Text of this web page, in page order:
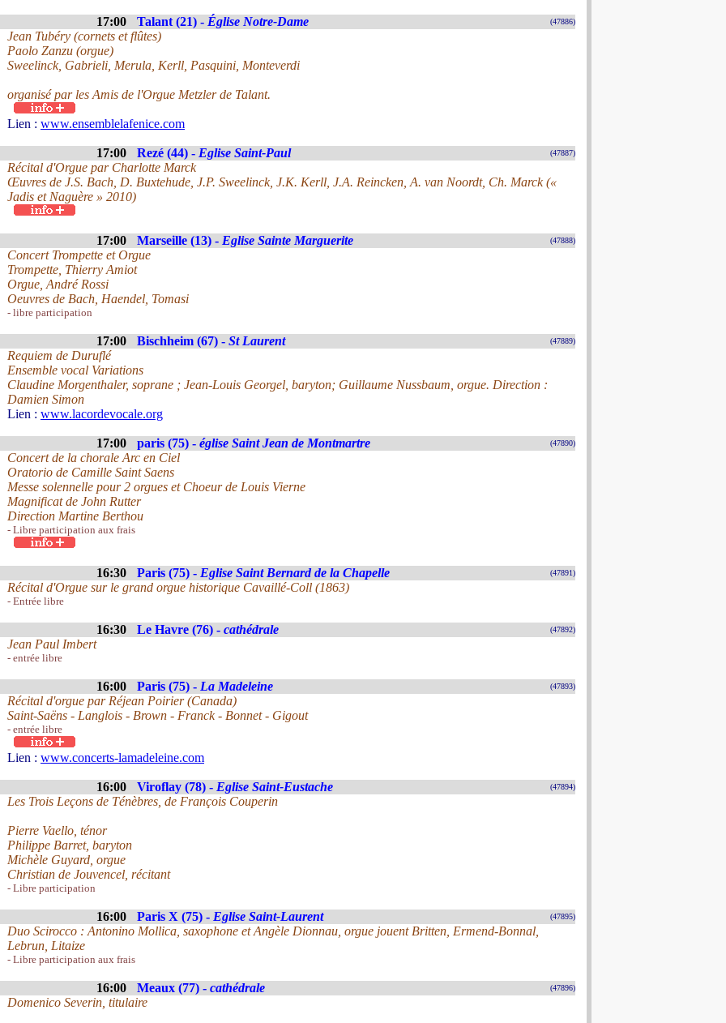
17:00 Talant (21) - Église Notre-Dame (47886)
Jean Tubéry (cornets et flûtes)
Paolo Zanzu (orgue)
Sweelinck, Gabrieli, Merula, Kerll, Pasquini, Monteverdi
organisé par les Amis de l'Orgue Metzler de Talant.
Lien : www.ensemblelafenice.com
17:00 Rezé (44) - Eglise Saint-Paul (47887)
Récital d'Orgue par Charlotte Marck
Œuvres de J.S. Bach, D. Buxtehude, J.P. Sweelinck, J.K. Kerll, J.A. Reincken, A. van Noordt, Ch. Marck («
Jadis et Naguère » 2010)
17:00 Marseille (13) - Eglise Sainte Marguerite (47888)
Concert Trompette et Orgue
Trompette, Thierry Amiot
Orgue, André Rossi
Oeuvres de Bach, Haendel, Tomasi
- libre participation
17:00 Bischheim (67) - St Laurent (47889)
Requiem de Duruflé
Ensemble vocal Variations
Claudine Morgenthaler, soprane ; Jean-Louis Georgel, baryton; Guillaume Nussbaum, orgue. Direction :
Damien Simon
Lien : www.lacordevocale.org
17:00 paris (75) - église Saint Jean de Montmartre (47890)
Concert de la chorale Arc en Ciel
Oratorio de Camille Saint Saens
Messe solennelle pour 2 orgues et Choeur de Louis Vierne
Magnificat de John Rutter
Direction Martine Berthou
- Libre participation aux frais
16:30 Paris (75) - Eglise Saint Bernard de la Chapelle (47891)
Récital d'Orgue sur le grand orgue historique Cavaillé-Coll (1863)
- Entrée libre
16:30 Le Havre (76) - cathédrale (47892)
Jean Paul Imbert
- entrée libre
16:00 Paris (75) - La Madeleine (47893)
Récital d'orgue par Réjean Poirier (Canada)
Saint-Saëns - Langlois - Brown - Franck - Bonnet - Gigout
- entrée libre
Lien : www.concerts-lamadeleine.com
16:00 Viroflay (78) - Eglise Saint-Eustache (47894)
Les Trois Leçons de Ténèbres, de François Couperin
Pierre Vaello, ténor
Philippe Barret, baryton
Michèle Guyard, orgue
Christian de Jouvencel, récitant
- Libre participation
16:00 Paris X (75) - Eglise Saint-Laurent (47895)
Duo Scirocco : Antonino Mollica, saxophone et Angèle Dionnau, orgue jouent Britten, Ermend-Bonnal,
Lebrun, Litaize
- Libre participation aux frais
16:00 Meaux (77) - cathédrale (47896)
Domenico Severin, titulaire